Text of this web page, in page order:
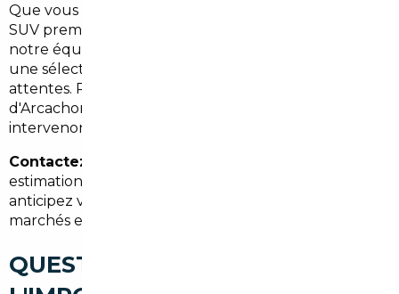
Que vous recherchiez une citadine électrique, un
SUV premium ou une berline d'occasion récente,
notre équipe analyse votre projet et vous propose
une sélection adaptée à votre budget et vos
attentes. Résidents de Bordeaux, du Bassin
d'Arcachon ou de toute la Gironde : nous
intervenons sur l'ensemble du département.
Contactez-nous dès aujourd'hui
estimation gratuite et sans engagement. Plus vous
anticipez votre achat, plus les opportunités sur les
marchés européens sont nombreuses.
QUESTIONS FRÉQUENTES SUR